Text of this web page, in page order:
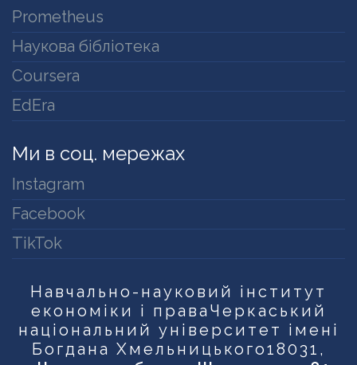
Prometheus
Наукова бібліотека
Coursera
EdEra
Ми в соц. мережах
Instagram
Facebook
TikTok
Навчально-науковий інститут
економіки і права Черкаський
національний університет імені
Богдана Хмельницького18031,